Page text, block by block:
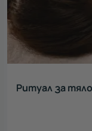
Ритуал за